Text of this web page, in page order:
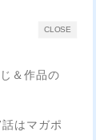
CLOSE
＆作品の
はマガポ